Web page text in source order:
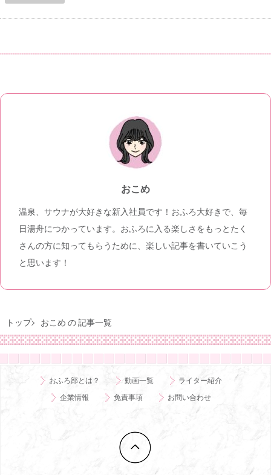
おこめ
温泉、サウナが大好きな新入社員です！おふろ大好きで、毎
日湯舟につかっています。おふろに入る楽しさをもっとたく
さんの方に知ってもらうために、楽しい記事を書いていこう
と思います！
トップ おこめ の 記事一覧
おふろ部とは？ 動画一覧
ライター紹介
企業情報
免責事項 お問い合わせ